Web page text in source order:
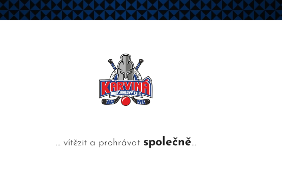
... vítězit a prohrávat společně...